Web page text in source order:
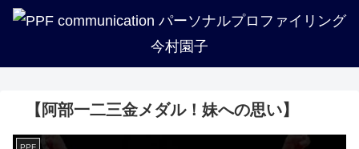
【阿部一二三金メダル！妹への思い】
PPF